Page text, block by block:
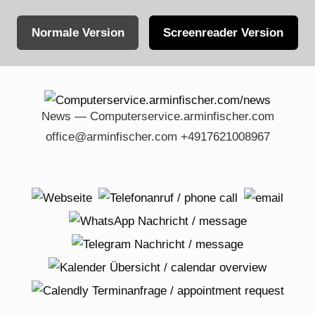
Normale Version Screenreader Version
content
News — Computerservice.arminfischer.com
office@arminfischer.com +4917621008967